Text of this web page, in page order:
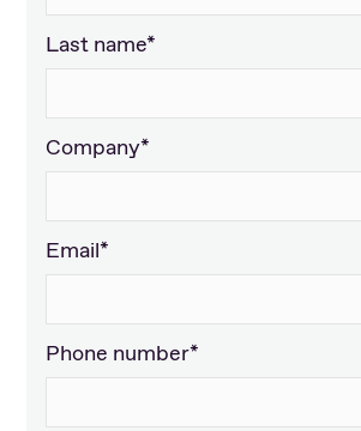
Last name*
Company*
Email*
Phone number*